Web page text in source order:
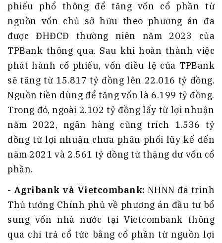
phiếu phổ thông để tăng vốn cổ phần từ
nguồn vốn chủ sở hữu theo phương án đã
được ĐHĐCĐ thường niên năm 2023 của
TPBank thông qua. Sau khi hoàn thành việc
phát hành cổ phiếu, vốn điều lệ của TPBank
sẽ tăng từ 15.817 tỷ đồng lên 22.016 tỷ đồng.
Nguồn tiền dùng để tăng vốn là 6.199 tỷ đồng.
Trong đó, ngoài 2.102 tỷ đồng lấy từ lợi nhuận
năm 2022, ngân hàng cũng trích 1.536 tỷ
đồng từ lợi nhuận chưa phân phối lũy kế đến
năm 2021 và 2.561 tỷ đồng từ thặng dư vốn cổ
phần.
- Agribank và Vietcombank: NHNN đã trình
Thủ tướng Chính phủ về phương án đầu tư bổ
sung vốn nhà nước tại Vietcombank thông
qua chi trả cổ tức bằng cổ phần từ nguồn lợi